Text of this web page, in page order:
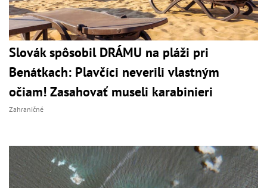
Slovák spôsobil DRÁMU na pláži pri
Benátkach: Plavčíci neverili vlastným
očiam! Zasahovať museli karabinieri
Zahraničné